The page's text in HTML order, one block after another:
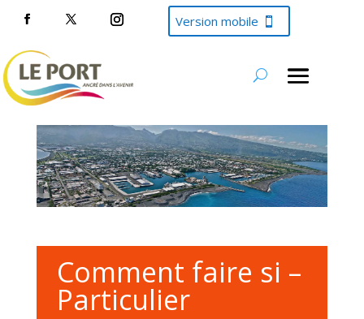
Version mobile
Comment faire si –
Particulier